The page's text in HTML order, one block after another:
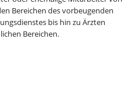
Bereichen des vorbeugenden
bis hin zu Ärzten
Bereichen.